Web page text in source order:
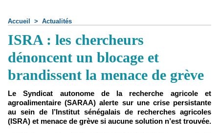
Accueil > Actualités
ISRA : les chercheurs
dénoncent un blocage et
brandissent la menace de grève
Le Syndicat autonome de la recherche agricole et
agroalimentaire (SARAA) alerte sur une crise persistante
au sein de l’Institut sénégalais de recherches agricoles
(ISRA) et menace de grève si aucune solution n’est trouvée.